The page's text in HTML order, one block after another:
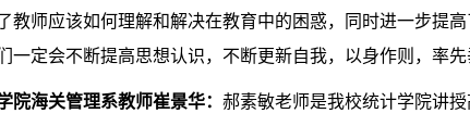
教师应该如何理解和解决在教育中的困惑，同时进一步提
一定会不断提高思想认识，不断更新自我，以身作则，率先
院海关管理系教师崔景华： 郝素敏老师是我校统计学院讲授